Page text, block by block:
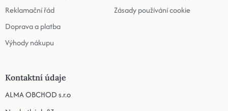
Reklamační řád
Doprava a platba
Výhody nákupu
Zásady používání cookie
Kontaktní údaje
ALMA OBCHOD s.r.o